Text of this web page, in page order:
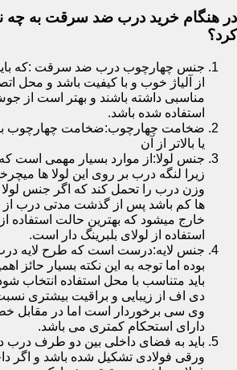
در هنگام خرید درب ضد سرقت به چه
کرد؟
جنس چهارچوب درب ضد سرقت :که باید
از آلیاژ خوب و با کیفیت باشد و محل
استفاده شده باشد.
یا بالاتر از آن
جنس لولا:از موارد بسیار مهمی است که
زیرا لنگه درب بر روی این لولا ها
وزن درب را تحمل کند که اگر جنس لولا
ها کم باشد پس از گذشت مدتی درب از
استفاده از لولای بلبرینگ دار است.
جنس لایه:درست است که طرح لایه
بوده اما توجه به این نکته بسیار حائز
باید متناسب با محل استفاده انتخاب
دی اف از زیبایی و براقیت بیشتری
وی سی برخوردار است اما در مقابل
دارای استحکام کمتری می باشد.
باید به فضای داخلی بین دو طرف درب
ورقی فولادی تشکیل شده باشد و اگر